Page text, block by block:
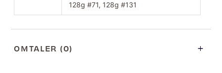
128g #71, 128g #131
OMTALER (0)